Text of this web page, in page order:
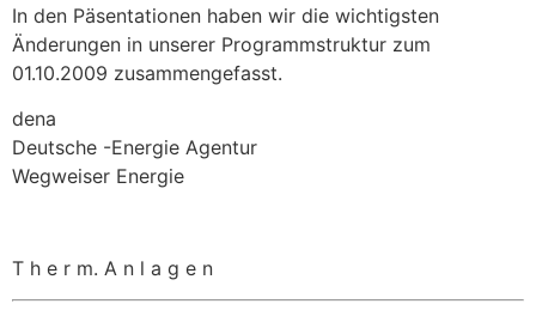
In den Päsentationen haben wir die wichtigsten
Änderungen in unserer Programmstruktur zum
01.10.2009 zusammengefasst.
dena
Deutsche -Energie Agentur
Wegweiser Energie
T h e r m. A n l a g e n